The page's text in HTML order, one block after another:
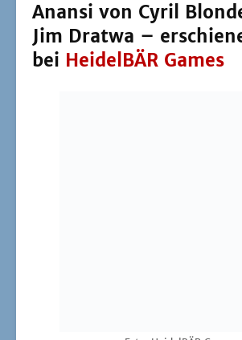
Anansi von Cyril
Jim Dratwa –
bei HeidelBÄR Games